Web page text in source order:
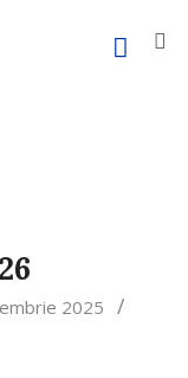
2025